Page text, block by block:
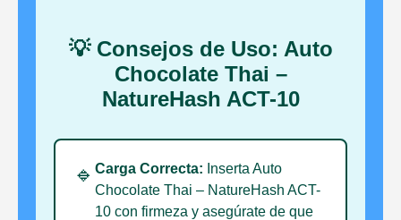
💡 Consejos de Uso: Auto
Chocolate Thai –
NatureHash ACT-10
🔹 Carga Correcta: Inserta Auto
Chocolate Thai – NatureHash ACT-
10 con firmeza y asegúrate de que